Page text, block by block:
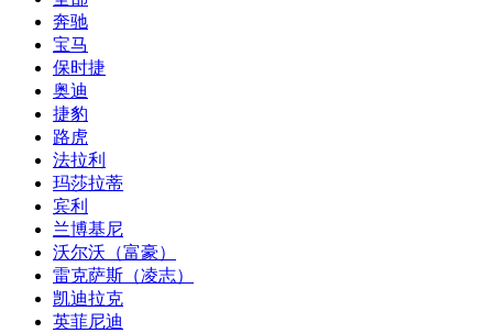
奔驰
宝马
保时捷
奥迪
捷豹
路虎
法拉利
玛莎拉蒂
宾利
兰博基尼
沃尔沃（富豪）
雷克萨斯（凌志）
凯迪拉克
英菲尼迪